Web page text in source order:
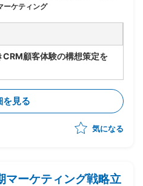
ーケティング
CRM顧客体験の構想策定を
クライアント内の主要メン
で
姿を具体化
ユーザー調査、競合
調査など行いながら、
ジションを狙うか検討
を見る
気になる
マーケティング戦略立